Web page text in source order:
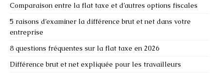
Comparaison entre la flat taxe et d’autres options fiscales
5 raisons d’examiner la différence brut et net dans votre
entreprise
8 questions fréquentes sur la flat taxe en 2026
Différence brut et net expliquée pour les travailleurs